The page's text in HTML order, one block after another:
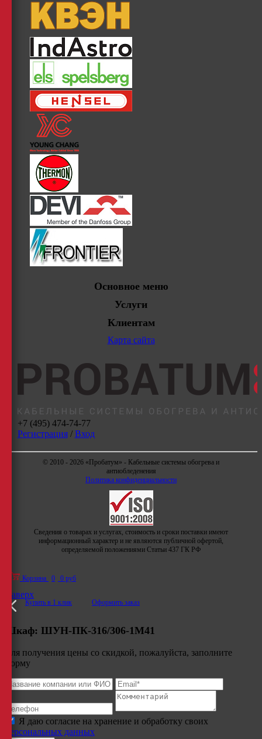
Основное меню
Услуги
Клиентам
Карта сайта
+7 (495) 474-74-77
Регистрация/ Вход
© 2010 - 2026 «Пробатум» - Кабельные системы обогрева и
антиобледенения
Политика конфиденциальности
Сведения о товарах и услугах, стоимость и сроки поставки имеют
информационный характер и не являются публичной офертой,
определяемой положениями Статьи 437 ГК РФ
Корзина 0 0 руб
Купить в 1 клик Оформить заказ
Наверх
Шкаф: ШУН-ПК-316/306-1М41
Для получения цены со скидкой, пожалуйста, заполните
форму
Я даю согласие на хранение и обработку своих
персональных данных